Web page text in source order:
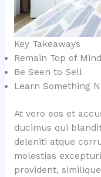
Key Takeaways
Remain Top of Mind
Be Seen to Sell
Learn Something
At vero eos et
ducimus qui
deleniti atque
molestias
provident,